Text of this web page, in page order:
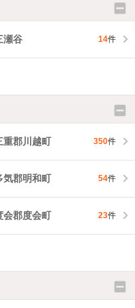
瀬谷 14件
重郡川越町 350件
気郡明和町 54件
会郡度会町 23件